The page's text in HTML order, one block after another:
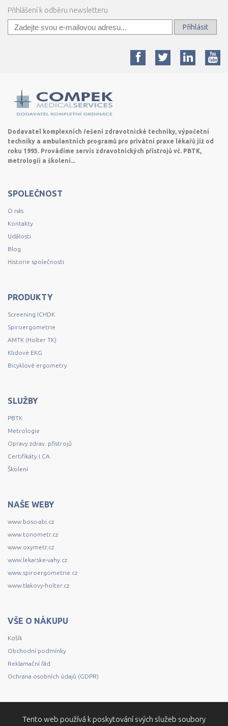
Přihlášení k odběru newsletteru
Přihlásit
Dodavatel komplexních řešení zdravotnické techniky, výpočetní
techniky a ambulantních programů pro privátní praxe lékařů již od
roku 1993. Provádíme servis zdravotnických přístrojů vč. PBTK,
metrologii a školení...
SPOLEČNOST
O nás
Kontakty
Události
Blog
Historie společnosti
PRODUKTY
Screening ICHDK
Spiroergometrie
AMTK (Holter TK)
Klidové EKG
Bicyklové ergometry
SLUŽBY
PBTK
Metrologie
Opravy zdrav. přístrojů
Certifikáty I.CA
Školení
NAŠE WEBY
www.boso-abi.cz
www.tonometr.cz
www.oxymetr.cz
www.lekarske-vahy.cz
www.spiroergometrie.cz
www.tlakovy-holter.cz
VŠE O NÁKUPU
Košík
Obchodní podmínky
Reklamační řád
Ochrana osobních údajů (GDPR)
Tento web používá k poskytování svých služeb soubory